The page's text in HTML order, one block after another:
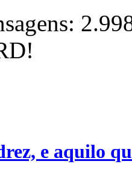
e aquilo